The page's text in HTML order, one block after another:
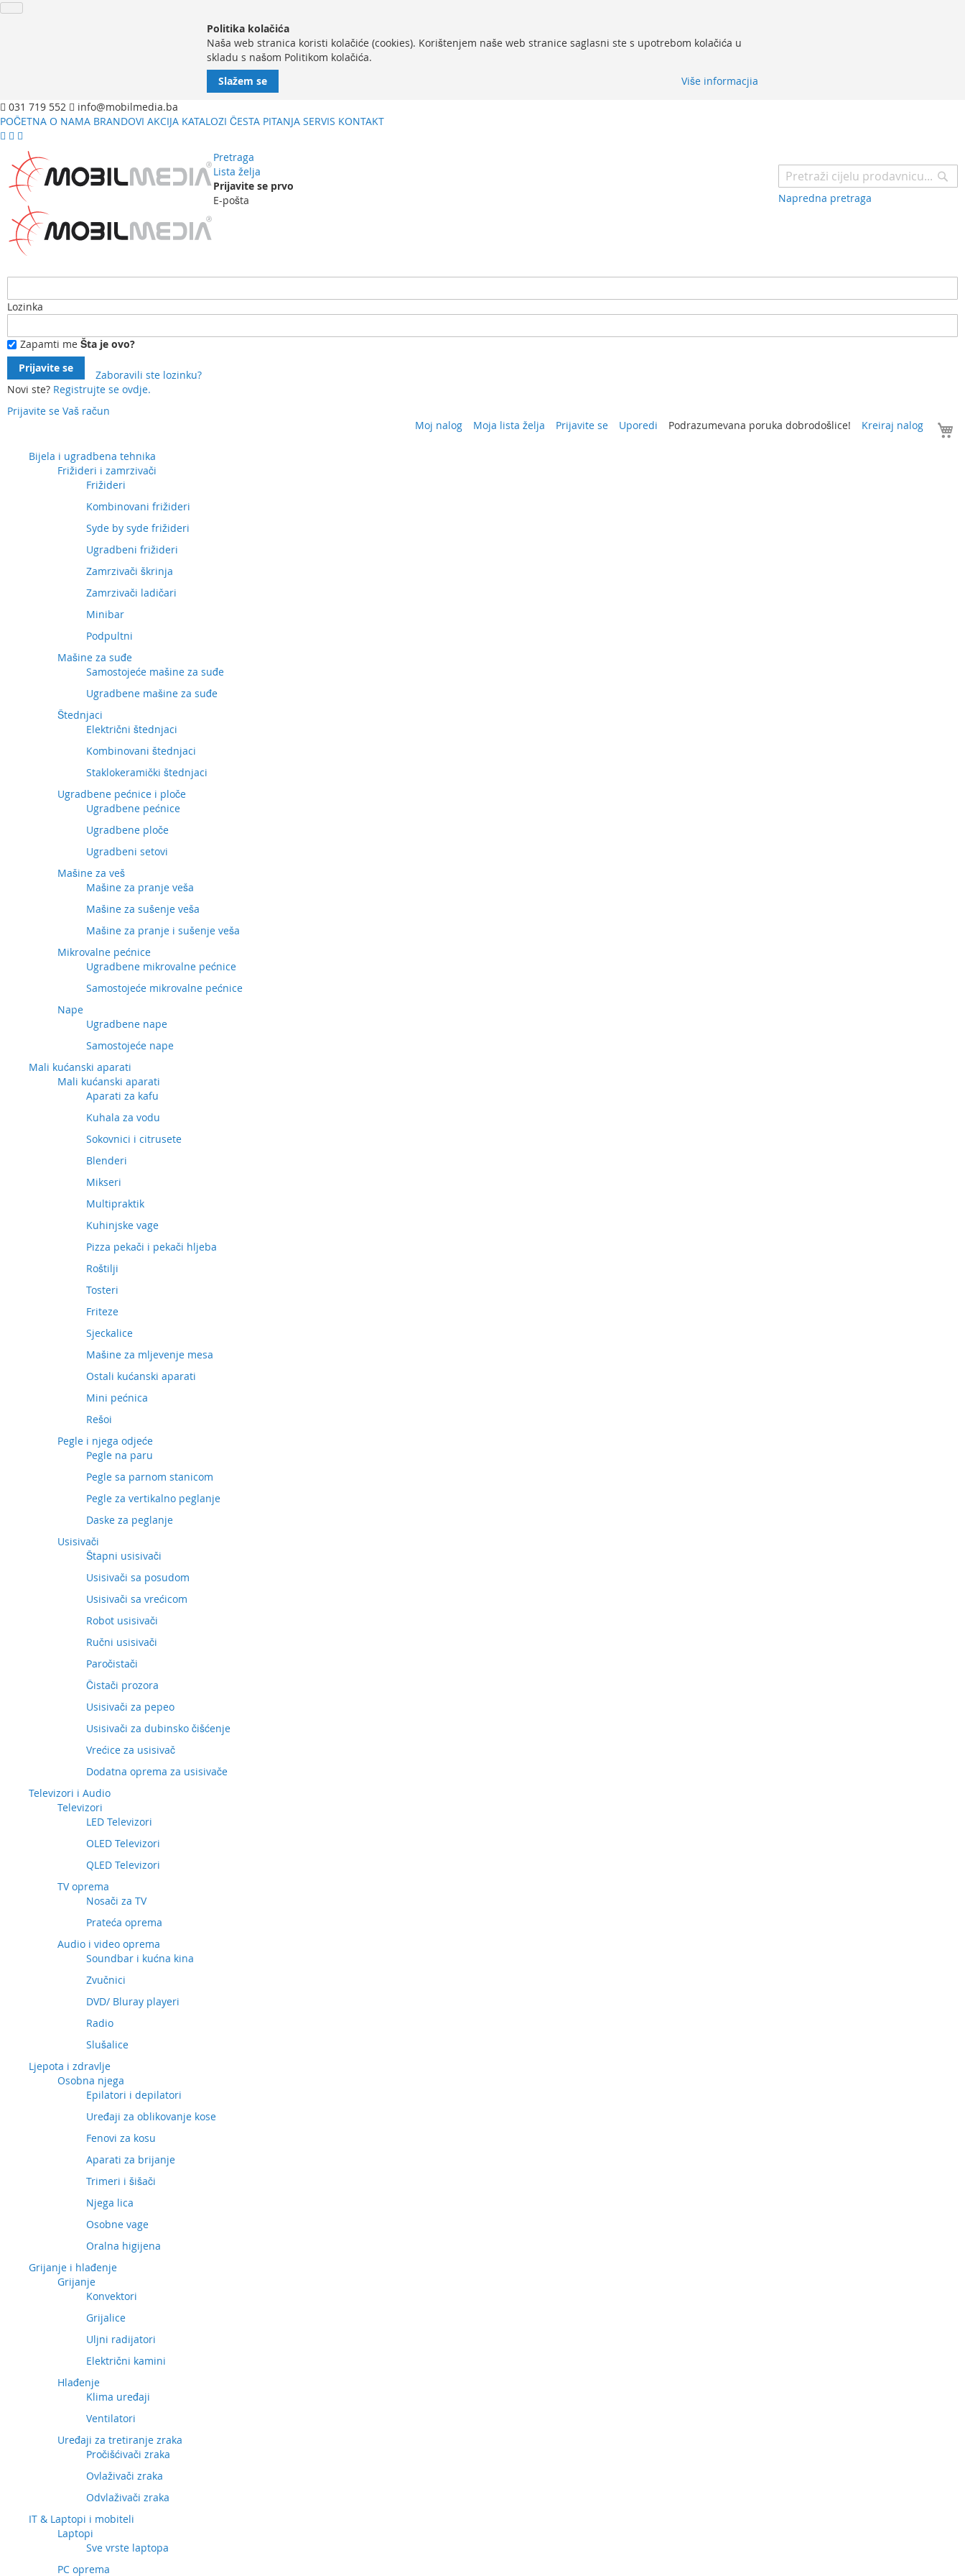
Politika kolačića
Naša web stranica koristi kolačiće (cookies). Korištenjem naše web stranice saglasni ste s upotrebom kolačića u
skladu s našom Politikom kolačića.
Više informacjia
Slažem se
031 719 552
info@mobilmedia.ba
POČETNA O NAMA BRANDOVI AKCIJA KATALOZI ČESTA PITANJA SERVIS KONTAKT
Pretraga
Napredna pretraga
Lista želja
Prijavite se prvo
E-pošta
Lozinka
Zapamti me Šta je ovo?
Prijavite se
Zaboravili ste lozinku?
Novi ste? Registrujte se ovdje.
Prijavite se Vaš račun
Moj nalog Moja lista želja Prijavite se Uporedi Podrazumevana poruka dobrodošlice! Kreiraj nalog
sadržajBijela i ugradbena tehnika
Frižideri i zamrzivači
Frižideri
Kombinovani frižideri
Syde by syde frižideri
Ugradbeni frižideri
Zamrzivači škrinja
Zamrzivači ladičari
Minibar
Podpultni
Mašine za suđe
Samostojeće mašine za suđe
Ugradbene mašine za suđe
Štednjaci
Električni štednjaci
Kombinovani štednjaci
Staklokeramički štednjaci
Ugradbene pećnice i ploče
Ugradbene pećnice
Ugradbene ploče
Ugradbeni setovi
Mašine za veš
Mašine za pranje veša
Mašine za sušenje veša
Mašine za pranje i sušenje veša
Mikrovalne pećnice
Ugradbene mikrovalne pećnice
Samostojeće mikrovalne pećnice
Nape
Ugradbene nape
Samostojeće nape
Mali kućanski aparati
Mali kućanski aparati
Aparati za kafu
Kuhala za vodu
Sokovnici i citrusete
Blenderi
Mikseri
Multipraktik
Kuhinjske vage
Pizza pekači i pekači hljeba
Roštilji
Tosteri
Friteze
Sjeckalice
Mašine za mljevenje mesa
Ostali kućanski aparati
Mini pećnica
Rešoi
Pegle i njega odjeće
Pegle na paru
Pegle sa parnom stanicom
Pegle za vertikalno peglanje
Daske za peglanje
Usisivači
Štapni usisivači
Usisivači sa posudom
Usisivači sa vrećicom
Robot usisivači
Ručni usisivači
Paročistači
Čistači prozora
Usisivači za pepeo
Usisivači za dubinsko čišćenje
Vrećice za usisivač
Dodatna oprema za usisivače
Televizori i Audio
Televizori
LED Televizori
OLED Televizori
QLED Televizori
TV oprema
Nosači za TV
Prateća oprema
Audio i video oprema
Soundbar i kućna kina
Zvučnici
DVD/ Bluray playeri
Radio
Slušalice
Ljepota i zdravlje
Osobna njega
Epilatori i depilatori
Uređaji za oblikovanje kose
Fenovi za kosu
Aparati za brijanje
Trimeri i šišači
Njega lica
Osobne vage
Oralna higijena
Grijanje i hlađenje
Grijanje
Konvektori
Grijalice
Uljni radijatori
Električni kamini
Hlađenje
Klima uređaji
Ventilatori
Uređaji za tretiranje zraka
Pročišćivači zraka
Ovlaživači zraka
Odvlaživači zraka
IT & Laptopi i mobiteli
Laptopi
Sve vrste laptopa
PC oprema